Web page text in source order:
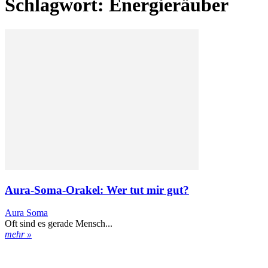
Schlagwort: Energieräuber
Aura-Soma-Orakel: Wer tut mir gut?
Aura Soma
Oft sind es gerade Mensch...
mehr »